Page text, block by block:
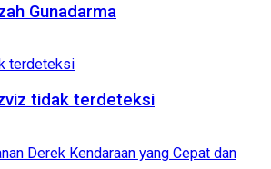
Gunadarma
tidak terdeteksi